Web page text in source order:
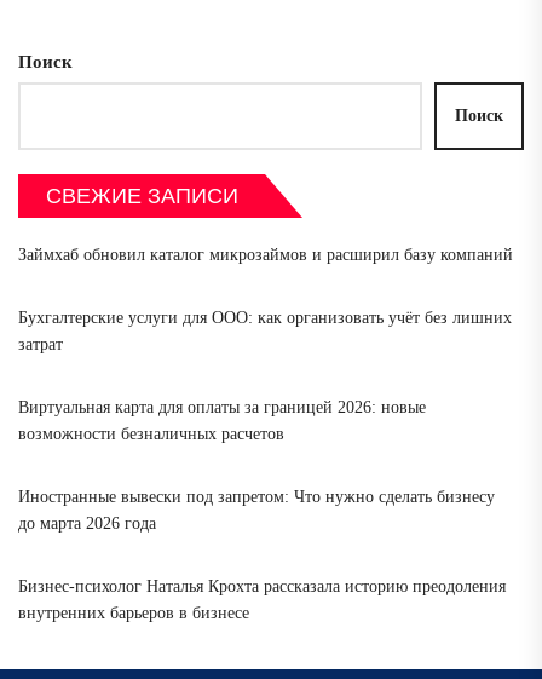
Поиск
Поиск
СВЕЖИЕ ЗАПИСИ
Займхаб обновил каталог микрозаймов и расширил базу компаний
Бухгалтерские услуги для ООО: как организовать учёт без лишних
затрат
Виртуальная карта для оплаты за границей 2026: новые
возможности безналичных расчетов
Иностранные вывески под запретом: Что нужно сделать бизнесу
до марта 2026 года
Бизнес-психолог Наталья Крохта рассказала историю преодоления
внутренних барьеров в бизнесе